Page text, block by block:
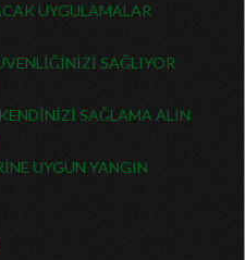
UYGULAMALAR
SAĞLIYOR
SAĞLAMA ALIN
UYGUN YANGIN